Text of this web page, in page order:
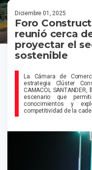
Diciembre 01, 2025
Foro
reunió cerca
proyectar el
sostenible
La Cámara de
estrategia Clúster
CAMACOL
escenario que
conocimientos y
competitividad de la